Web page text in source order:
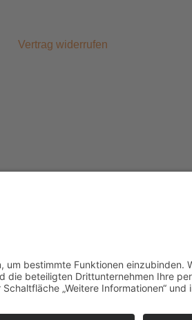
Vertrag widerrufen